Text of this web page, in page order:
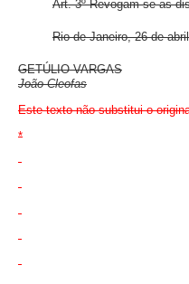
Art. 3º Revogam-se as
Rio de Janeiro, 26 de
GETÚLIO VARGAS
João Cleofas
Este texto não substitui o
*